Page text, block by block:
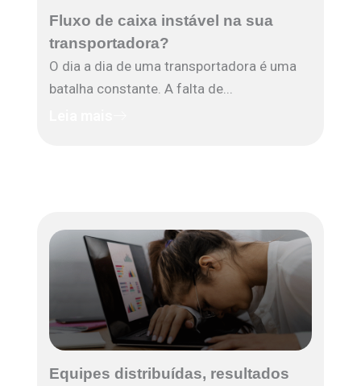
Fluxo de caixa instável na sua
transportadora?
O dia a dia de uma transportadora é uma
batalha constante. A falta de...
Equipes distribuídas, resultados